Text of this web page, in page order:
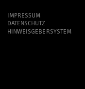
IMPRESSUM
DATENSCHUTZ
HINWEISGEBERSYSTEM